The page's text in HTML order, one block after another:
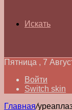
Искать
Пятница , 7
Войти
Switch skin
Главная/